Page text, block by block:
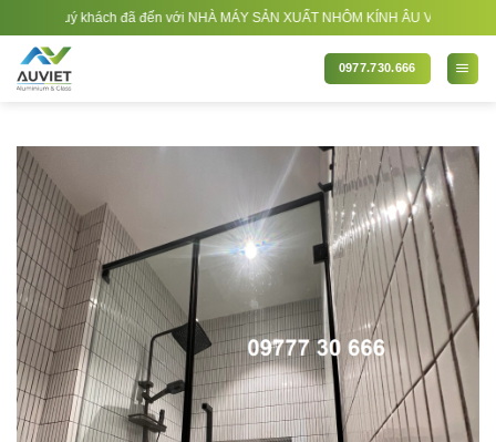
qua
nội
dung
với NHÀ MÁY SẢN XUẤT NHÔM KÍNH ÂU VIỆT. Nhà Sản xuất - Thi công
0977.730.666